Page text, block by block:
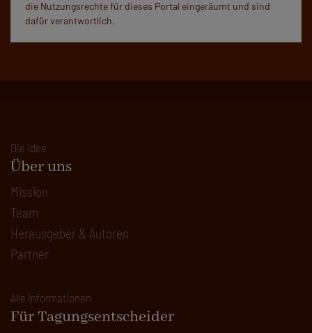
die Nutzungsrechte für dieses Portal eingeräumt und sind
dafür verantwortlich.
Die Idee
Über uns
Mission
Team
Herausgeber & Autoren
Partner
Alle Informationen
Für Tagungsentscheider